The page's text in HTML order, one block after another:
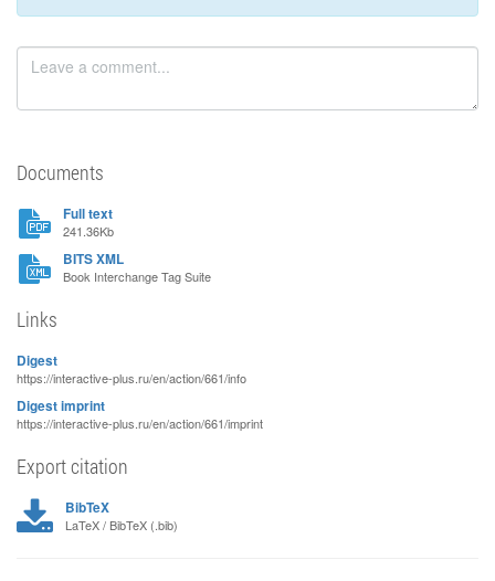
Documents
Full text
241.36Kb
BITS XML
Book Interchange Tag Suite
Links
Digest
https://interactive-plus.ru/en/action/661/info
Digest imprint
https://interactive-plus.ru/en/action/661/imprint
Export citation
BibTeX
LaTeX / BibTeX (.bib)